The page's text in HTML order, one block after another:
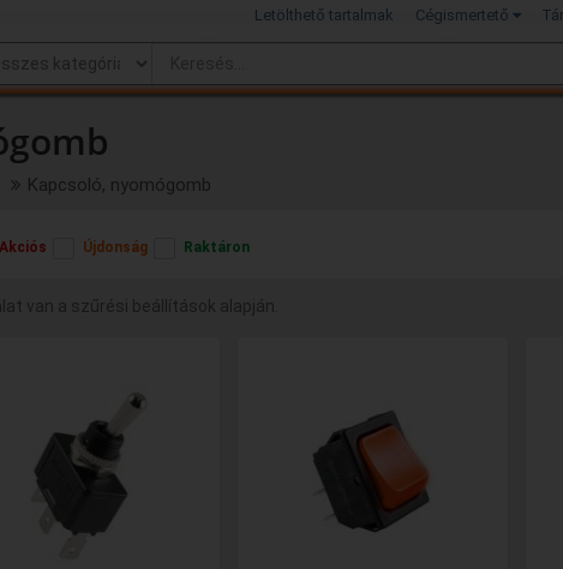
Letölthető tartalmak Cégismertető
Kapcsoló, nyomógomb
Akciós Újdonság Raktáron
van a szűrési beállítások alapján.